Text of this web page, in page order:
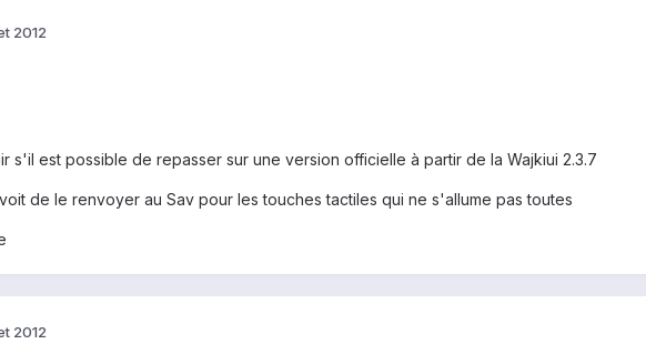
2012
s'il est possible de repasser sur une version officielle à partir de la Wajkiui 2.3.7
de le renvoyer au Sav pour les touches tactiles qui ne s'allume pas toutes
2012